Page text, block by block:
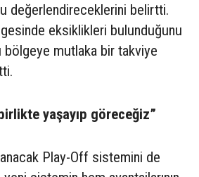
değerlendireceklerini belirtti.
eksiklikleri bulunduğunu
bölgeye mutlaka bir takviye
yaşayıp göreceğiz”
Play-Off sistemini de